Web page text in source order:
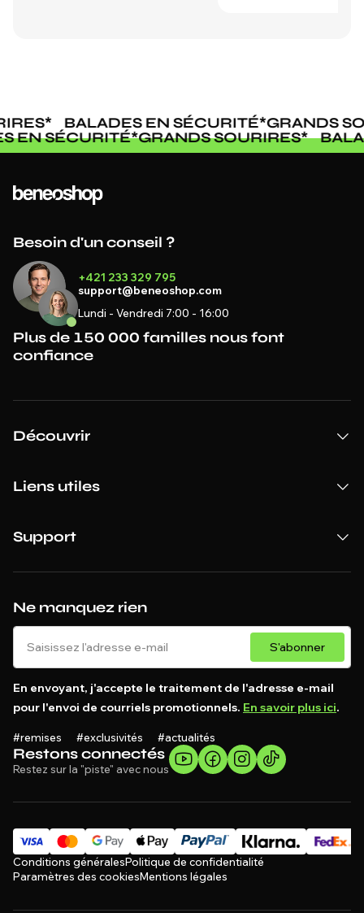
* BALADES EN SÉCURITÉ*GRANDS
EN SÉCURITÉ*GRANDS SOURIRES*
Restons connectés
Restez sur la "piste" avec nous
Ne manquez rien
S'abonner
En envoyant, j'accepte le traitement de l'adresse e-mail
pour l'envoi de courriels promotionnels. En savoir plus ici.
#remises #exclusivités #actualités
Besoin d'un conseil ?
+421 233 329 795
support@beneoshop.com
Lundi - Vendredi 7:00 - 16:00
Plus de 150 000 familles nous font
confiance
Découvrir
Liens utiles
Support
Conditions généralesPolitique de confidentialité
Paramètres des cookiesMentions légales